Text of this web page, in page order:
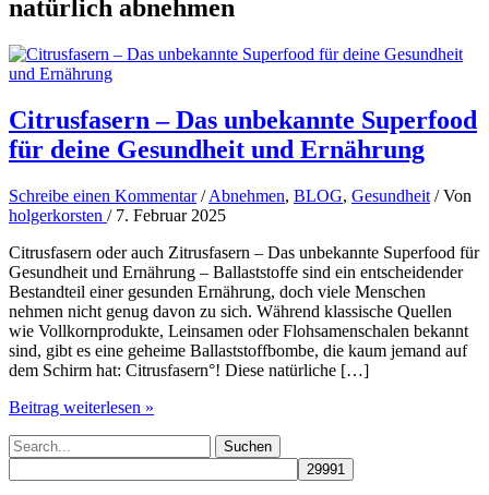
natürlich abnehmen
Citrusfasern – Das unbekannte Superfood
für deine Gesundheit und Ernährung
Schreibe einen Kommentar /Abnehmen, BLOG, Gesundheit / Von
holgerkorsten / 7. Februar 2025
Citrusfasern oder auch Zitrusfasern – Das unbekannte Superfood für
Gesundheit und Ernährung – Ballaststoffe sind ein entscheidender
Bestandteil einer gesunden Ernährung, doch viele Menschen
nehmen nicht genug davon zu sich. Während klassische Quellen
wie Vollkornprodukte, Leinsamen oder Flohsamenschalen bekannt
sind, gibt es eine geheime Ballaststoffbombe, die kaum jemand auf
dem Schirm hat: Citrusfasern°! Diese natürliche […]
Citrusfasern
Das
unbekannte
Superfood
Beitrag weiterlesen »
Suchen
nach: